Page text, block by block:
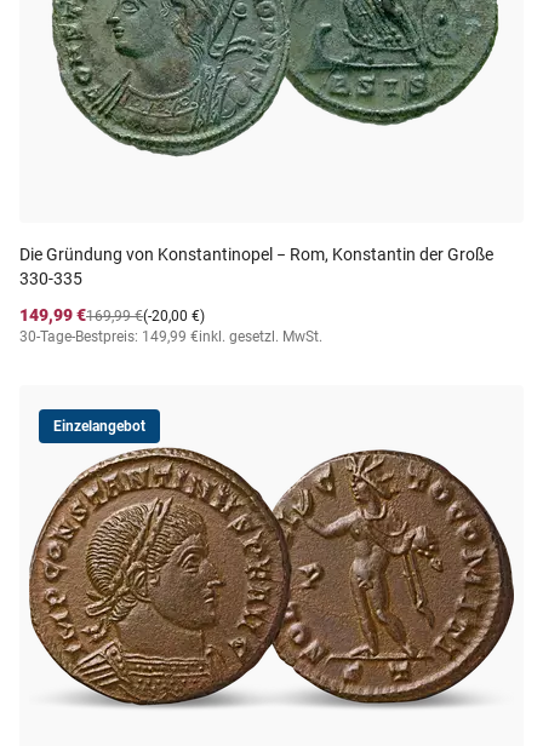
Die Gründung von Konstantinopel − Rom, Konstantin der Große
330-335
149,99 €
(-20,00 €)
169,99 €
30-Tage-Bestpreis: 149,99 €inkl. gesetzl. MwSt.
Einzelangebot